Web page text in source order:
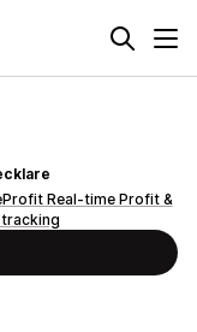
Real-time Profit &
tracking